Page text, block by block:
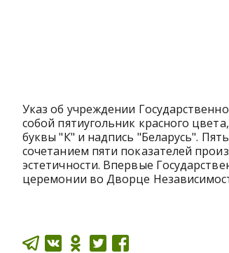
Указ об учреждении
собой пятиугольник красного
буквы "К" и надпись "Беларусь".
сочетанием пяти показателей
эстетичности. Впервые
церемонии во Дворце